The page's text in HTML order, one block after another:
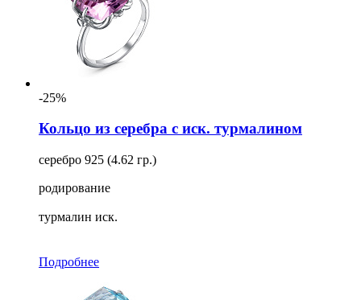
-25%
Кольцо из серебра с иск. турмалином
серебро 925 (4.62 гр.)
родирование
турмалин иск.
Подробнее